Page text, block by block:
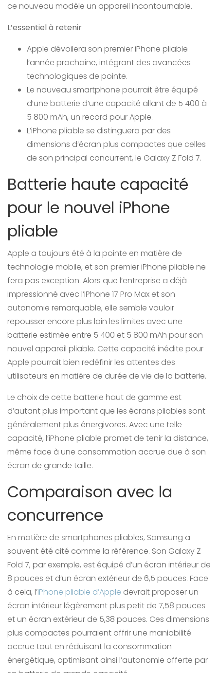
ce nouveau modèle un appareil incontournable.
L’essentiel à retenir
Apple dévoilera son premier iPhone pliable
l’année prochaine, intégrant des avancées
technologiques de pointe.
Le nouveau smartphone pourrait être équipé
d’une batterie d’une capacité allant de 5 400 à
5 800 mAh, un record pour Apple.
L’iPhone pliable se distinguera par des
dimensions d’écran plus compactes que celles
de son principal concurrent, le Galaxy Z Fold 7.
Batterie haute capacité
pour le nouvel iPhone
pliable
Apple a toujours été à la pointe en matière de
technologie mobile, et son premier iPhone pliable ne
fera pas exception. Alors que l’entreprise a déjà
impressionné avec l’iPhone 17 Pro Max et son
autonomie remarquable, elle semble vouloir
repousser encore plus loin les limites avec une
batterie estimée entre 5 400 et 5 800 mAh pour son
nouvel appareil pliable. Cette capacité inédite pour
Apple pourrait bien redéfinir les attentes des
utilisateurs en matière de durée de vie de la batterie.
Le choix de cette batterie haut de gamme est
d’autant plus important que les écrans pliables sont
généralement plus énergivores. Avec une telle
capacité, l’iPhone pliable promet de tenir la distance,
même face à une consommation accrue due à son
écran de grande taille.
Comparaison avec la
concurrence
En matière de smartphones pliables, Samsung a
souvent été cité comme la référence. Son Galaxy Z
Fold 7, par exemple, est équipé d’un écran intérieur de
8 pouces et d’un écran extérieur de 6,5 pouces. Face
à cela, l’iPhone pliable d’Apple devrait proposer un
écran intérieur légèrement plus petit de 7,58 pouces
et un écran extérieur de 5,38 pouces. Ces dimensions
plus compactes pourraient offrir une maniabilité
accrue tout en réduisant la consommation
énergétique, optimisant ainsi l’autonomie offerte par